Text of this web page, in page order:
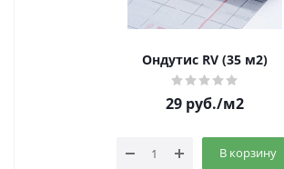
Ондутис RV (35 м2)
29 руб./м2
В корзину